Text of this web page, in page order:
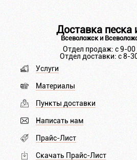
Доставка песка
Всеволожск и
Отдел продаж: с 9-
Отдел доставки: с 8-
Услуги
Материалы
Пункты доставки
Написать нам
Прайс-Лист
Скачать Прайс-Лист